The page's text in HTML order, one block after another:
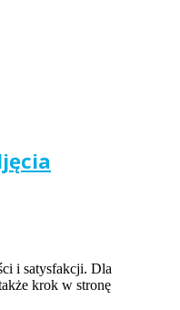
i satysfakcji. Dla
krok w stronę